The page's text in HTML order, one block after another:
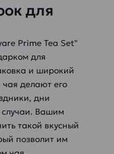
для
Prime Tea Set"
для
и широкий
делают его
дни
случаи. Вашим
такой вкусный
позволит им